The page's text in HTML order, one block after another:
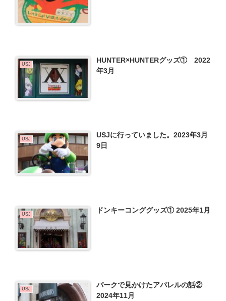
USJ
HUNTER×HUNTERグッズ① 2022
年3月
USJ
USJに行っていました。2023年3月
9日
USJ ドンキーコンググッズ① 2025年1月
USJ
パークで見かけたアパレルの話②
2024年11月